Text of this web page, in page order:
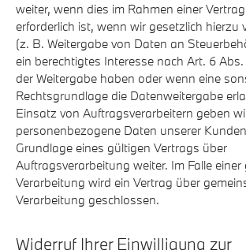
weiter, wenn dies im Rahmen einer
erforderlich ist, wenn wir gesetzlich hierzu
(z. B. Weitergabe von Daten an
ein berechtigtes Interesse nach Art. 6 Abs.
der Weitergabe haben oder wenn eine
Rechtsgrundlage die Datenweitergabe
Einsatz von Auftragsverarbeitern geben
personenbezogene Daten unserer
Grundlage eines gültigen Vertrags über
Auftragsverarbeitung weiter. Im Falle einer
Verarbeitung wird ein Vertrag über
Verarbeitung geschlossen.
Widerruf Ihrer Einwilligung zur